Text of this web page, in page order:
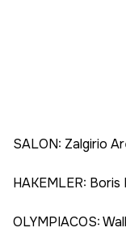
SALON: Zalgirio
HAKEMLER:
OLYMPIACOS: